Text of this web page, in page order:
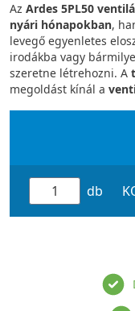
Az Ardes 5PL50
nyári hónapokban,
levegő egyenletes
irodákba vagy
szeretne létrehozni. A
megoldást kínál a
db